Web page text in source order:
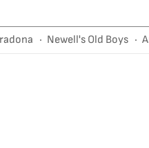
Newell's Old Boys